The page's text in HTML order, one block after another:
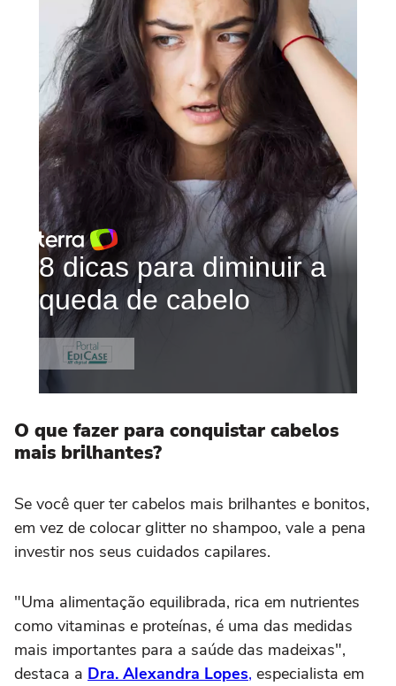
O que fazer para conquistar cabelos
mais brilhantes?
Se você quer ter cabelos mais brilhantes e bonitos,
em vez de colocar glitter no shampoo, vale a pena
investir nos seus cuidados capilares.
"Uma alimentação equilibrada, rica em nutrientes
como vitaminas e proteínas, é uma das medidas
mais importantes para a saúde das madeixas",
destaca a Dra. Alexandra Lopes, especialista em